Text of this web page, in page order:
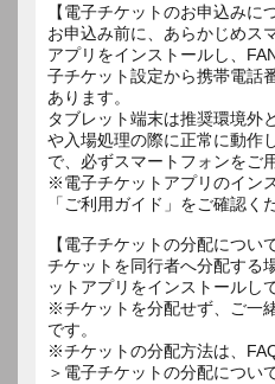
【電子チケットのお申込みに
お申込み前に、あらかじめス
アプリをインストールし、
子チケット設定から携帯電話
あります。
タブレット端末は推奨環境外
や入場処理の際に正常に動作
で、必ずスマートフォンをご
※電子チケットアプリのイン
「ご利用ガイド」をご確認く
【電子チケットの分配について
チケットを同行者へ分配する
ットアプリをインストールし
※チケットを分配せず、ご一
です。
※チケットの分配方法は、
＞電子チケットの分配につい